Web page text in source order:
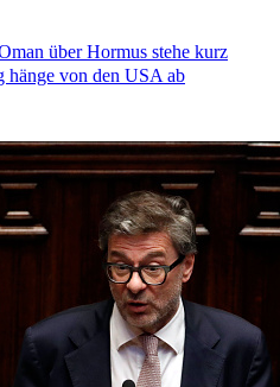
über Hormus stehe kurz
hänge von den USA ab